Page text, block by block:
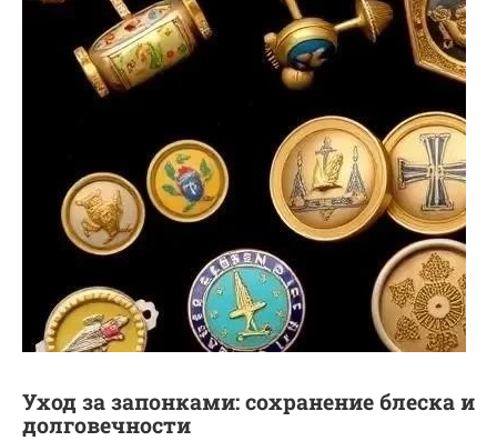
Уход за запонками: сохранение блеска и
долговечности